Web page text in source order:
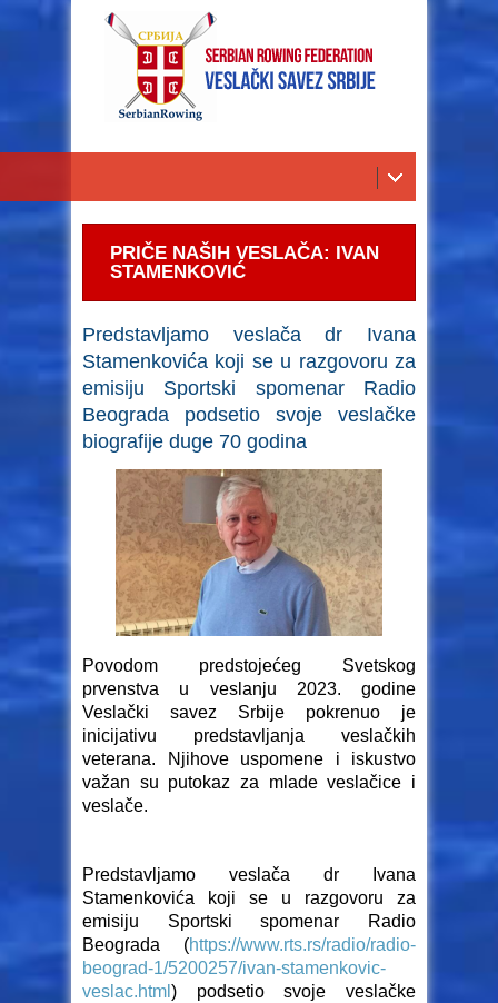
PRIČE NAŠIH VESLAČA: IVAN
STAMENKOVIĆ
Predstavljamo veslača dr Ivana
Stamenkovića koji se u razgovoru za
emisiju Sportski spomenar Radio
Beograda podsetio svoje veslačke
biografije duge 70 godina
Povodom predstojećeg Svetskog
prvenstva u veslanju 2023. godine
Veslački savez Srbije pokrenuo je
inicijativu predstavljanja veslačkih
veterana. Njihove uspomene i iskustvo
važan su putokaz za mlade veslačice i
veslače.
Predstavljamo veslača dr Ivana
Stamenkovića koji se u razgovoru za
emisiju Sportski spomenar Radio
Beograda (https://www.rts.rs/radio/radio-
beograd-1/5200257/ivan-stamenkovic-
veslac.html ) podsetio svoje veslačke